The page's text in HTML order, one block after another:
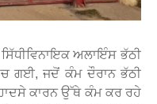
ਅਲਾਇੰਸ ਭੱਠੀ
ਗਈ, ਜਦੋਂ ਕੰਮ ਦੌਰਾਨ ਭੱਠੀ
ਕਾਰਨ ਉੱਥੇ ਕੰਮ ਕਰ ਰਹੇ